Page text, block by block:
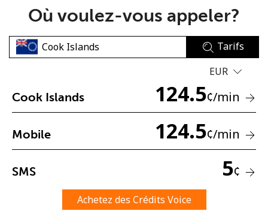
Aucun mot de passe créé
Un numéro
Où voulez-vous appeler?
Tarifs
EUR
Cook Islands 124.5¢/min
Mobile 124.5¢/min
SMS 5¢
Achetez des Crédits Voice